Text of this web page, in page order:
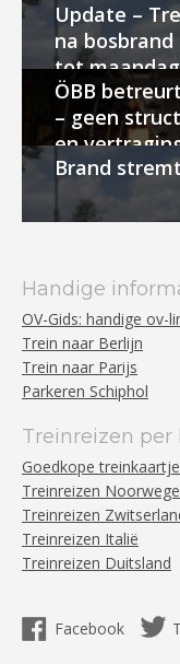
Update –
na
tot maandag
ÖBB
– geen
en
Brand
Handige
OV-Gids: handige ov-
Trein naar Berlijn
Trein naar Parijs
Parkeren Schiphol
Treinreizen per
Goedkope
Treinreizen
Treinreizen
Treinreizen Italië
Treinreizen Duitsland
Facebook